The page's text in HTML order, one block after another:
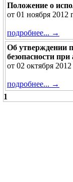
Положение о
от 01 ноября 2012
подробнее... →
Об утверждении
безопасности
от 02 октября 2012
подробнее... →
1